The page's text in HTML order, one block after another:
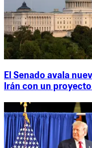
El Senado avala
Irán con un